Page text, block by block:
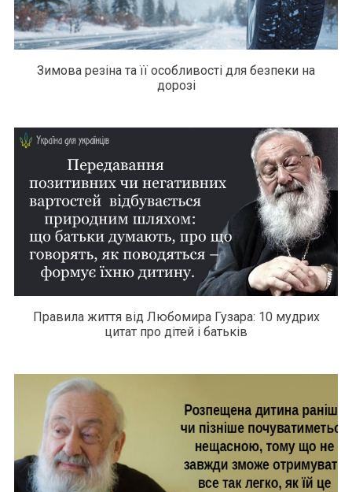
Зимова резіна та її особливості для безпеки на
дорозі
Правила життя від Любомира Гузара: 10 мудрих
цитат про дітей і батьків